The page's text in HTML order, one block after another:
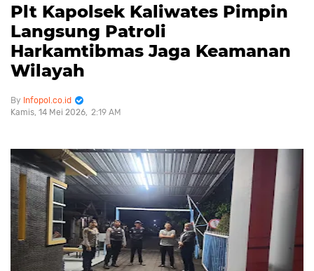
Plt Kapolsek Kaliwates Pimpin
Langsung Patroli
Harkamtibmas Jaga Keamanan
Wilayah
Infopol.co.id
Kamis, 14 Mei 2026
2:19 AM